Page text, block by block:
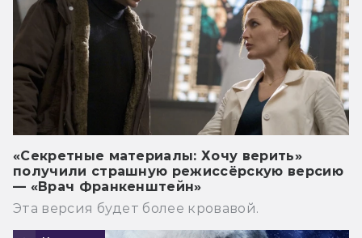
«Секретные материалы: Хочу верить»
получили страшную режиссёрскую версию
— «Врач Франкенштейн»
Эта версия будет более кровавой.